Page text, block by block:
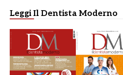
Leggi Il Dentista Moderno